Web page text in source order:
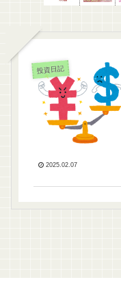
投資日記
2025.02.07